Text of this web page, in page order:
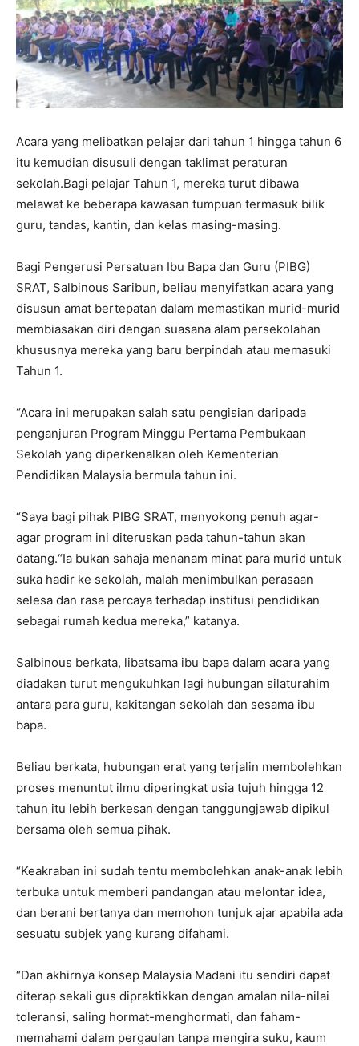
Acara yang melibatkan pelajar dari tahun 1 hingga tahun 6
itu kemudian disusuli dengan taklimat peraturan
sekolah.Bagi pelajar Tahun 1, mereka turut dibawa
melawat ke beberapa kawasan tumpuan termasuk bilik
guru, tandas, kantin, dan kelas masing-masing.
Bagi Pengerusi Persatuan Ibu Bapa dan Guru (PIBG)
SRAT, Salbinous Saribun, beliau menyifatkan acara yang
disusun amat bertepatan dalam memastikan murid-murid
membiasakan diri dengan suasana alam persekolahan
khususnya mereka yang baru berpindah atau memasuki
Tahun 1.
“Acara ini merupakan salah satu pengisian daripada
penganjuran Program Minggu Pertama Pembukaan
Sekolah yang diperkenalkan oleh Kementerian
Pendidikan Malaysia bermula tahun ini.
“Saya bagi pihak PIBG SRAT, menyokong penuh agar-
agar program ini diteruskan pada tahun-tahun akan
datang.“Ia bukan sahaja menanam minat para murid untuk
suka hadir ke sekolah, malah menimbulkan perasaan
selesa dan rasa percaya terhadap institusi pendidikan
sebagai rumah kedua mereka,” katanya.
Salbinous berkata, libatsama ibu bapa dalam acara yang
diadakan turut mengukuhkan lagi hubungan silaturahim
antara para guru, kakitangan sekolah dan sesama ibu
bapa.
Beliau berkata, hubungan erat yang terjalin membolehkan
proses menuntut ilmu diperingkat usia tujuh hingga 12
tahun itu lebih berkesan dengan tanggungjawab dipikul
bersama oleh semua pihak.
“Keakraban ini sudah tentu membolehkan anak-anak lebih
terbuka untuk memberi pandangan atau melontar idea,
dan berani bertanya dan memohon tunjuk ajar apabila ada
sesuatu subjek yang kurang difahami.
“Dan akhirnya konsep Malaysia Madani itu sendiri dapat
diterap sekali gus dipraktikkan dengan amalan nila-nilai
toleransi, saling hormat-menghormati, dan faham-
memahami dalam pergaulan tanpa mengira suku, kaum